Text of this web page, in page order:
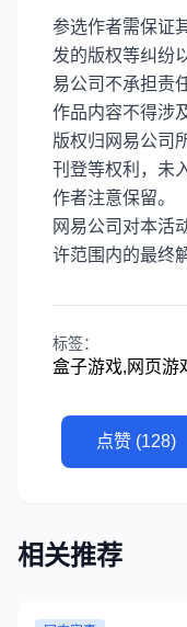
参选作者需保证
发的版权等纠纷
易公司不承担责
作品内容不得涉
版权归网易公司
刊登等权利，未
作者注意保留。
网易公司对本活
许范围内的最终
标签：
盒子游戏,网页游
点赞 (128)
相关推荐